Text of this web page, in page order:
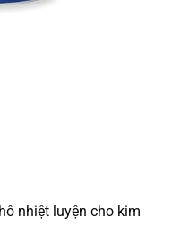
nhiệt luyện cho kim